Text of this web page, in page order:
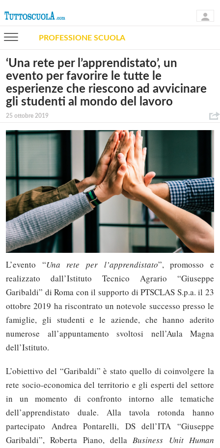
PROFESSIONE SCUOLA
‘Una rete per l’apprendistato’, un
evento per favorire le tutte le
esperienze che riescono ad avvicinare
gli studenti al mondo del lavoro
25 ottobre 2019
L’evento “Una rete per l’apprendistato”, promosso e
realizzato dall’Istituto Tecnico Agrario “Giuseppe
Garibaldi” di Roma con il supporto di PTSCLAS S.p.a. il 23
ottobre 2019 ha riscontrato un notevole successo presso le
famiglie, gli studenti e le aziende, che hanno aderito
numerose all’appuntamento svoltosi nell’Aula Magna
dell’Istituto.
L’obiettivo del “Garibaldi” è stato quello di coinvolgere la
rete socio-economica del territorio e gli esperti del settore
in un momento di confronto intorno alle tematiche
dell’apprendistato duale. Alla tavola rotonda hanno
partecipato Andrea Pontarelli, DS dell’ITA “Giuseppe
Garibaldi”, Roberta Piano, della Business Unit Human